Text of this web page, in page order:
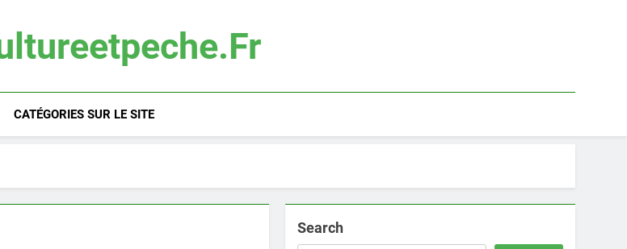
CATÉGORIES SUR LE SITE
Search